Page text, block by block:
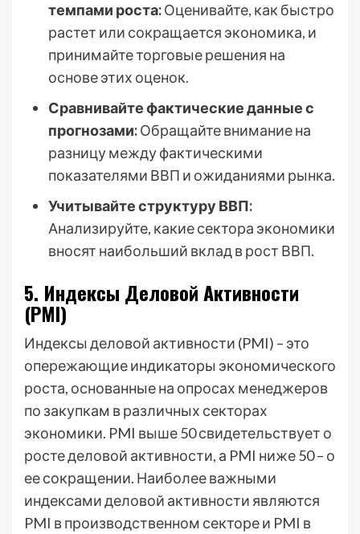
темпами роста:Оценивайте, как быстро
растет или сокращается экономика, и
принимайте торговые решения на
основе этих оценок.
Сравнивайте фактические данные с
прогнозами:Обращайте внимание на
разницу между фактическими
показателями ВВП и ожиданиями рынка.
Учитывайте структуру ВВП:
Анализируйте, какие сектора экономики
вносят наибольший вклад в рост ВВП.
5. Индексы Деловой Активности
(PMI)
Индексы деловой активности (PMI) – это
опережающие индикаторы экономического
роста, основанные на опросах менеджеров
по закупкам в различных секторах
экономики. PMI выше 50 свидетельствует о
росте деловой активности, а PMI ниже 50 – о
ее сокращении. Наиболее важными
индексами деловой активности являются
PMI в производственном секторе и PMI в